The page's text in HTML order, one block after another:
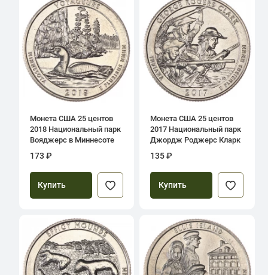
Монета США 25 центов
2018 Национальный парк
Вояджерс в Миннесоте
173 ₽
Купить
Монета США 25 центов
2017 Национальный парк
Джордж Роджерс Кларк
135 ₽
Купить